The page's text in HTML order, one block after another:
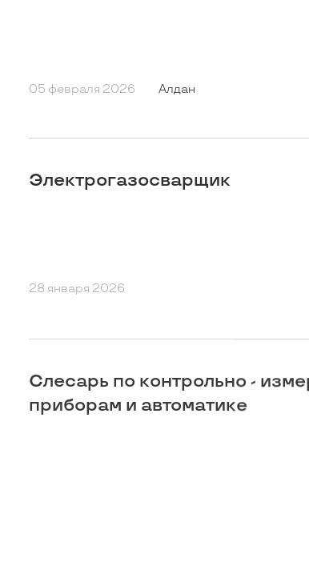
05 февраля 2026 Алдан
Электрогазосварщик
28 января 2026
Слесарь по контрольно -
приборам и автоматике